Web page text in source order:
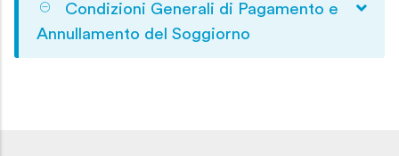
Condizioni Generali di Pagamento e
Annullamento del Soggiorno